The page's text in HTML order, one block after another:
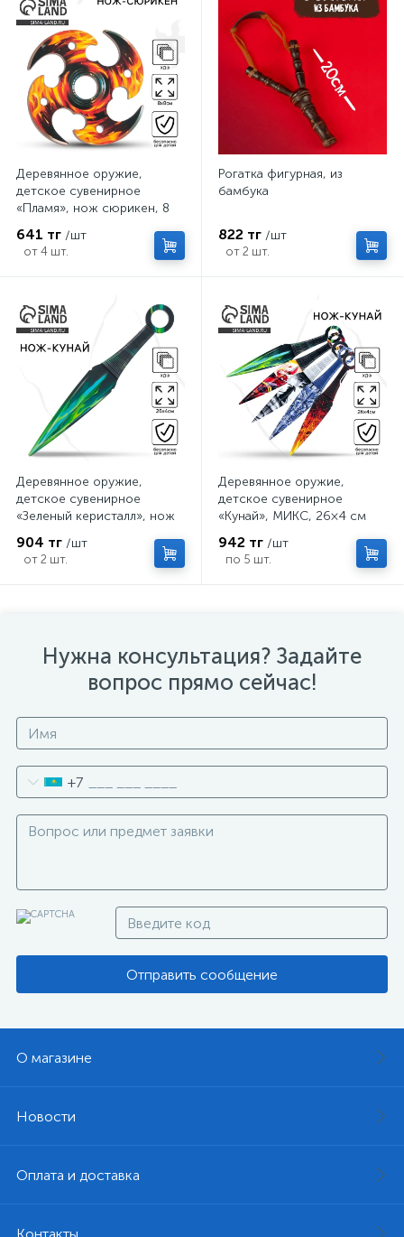
Деревянное оружие,
детское сувенирное
«Пламя», нож сюрикен, 8
641 тг /шт
от 4 шт.
Рогатка фигурная, из
бамбука
822 тг /шт
от 2 шт.
Деревянное оружие,
детское сувенирное
«Зеленый керисталл», нож
904 тг /шт
от 2 шт.
Деревянное оружие,
детское сувенирное
«Кунай», МИКС, 26×4 см
942 тг /шт
по 5 шт.
Нужна консультация? Задайте
вопрос прямо сейчас!
+7
Отправить сообщение
О магазине
Новости
Оплата и доставка